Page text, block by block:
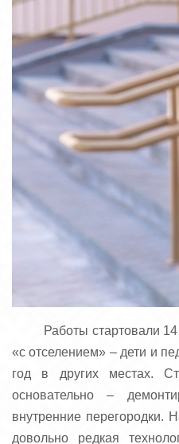
Работы стартовали
«с отселением» – дети и
год в других местах.
основательно –
внутренние перегородки.
довольно редкая